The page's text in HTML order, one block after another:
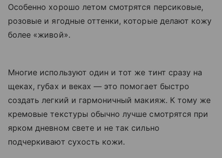
Особенно хорошо летом смотрятся персиковые,
розовые и ягодные оттенки, которые делают кожу
более «живой».
Многие используют один и тот же тинт сразу на
щеках, губах и веках — это помогает быстро
создать легкий и гармоничный макияж. К тому же
кремовые текстуры обычно лучше смотрятся при
ярком дневном свете и не так сильно
подчеркивают сухость кожи.